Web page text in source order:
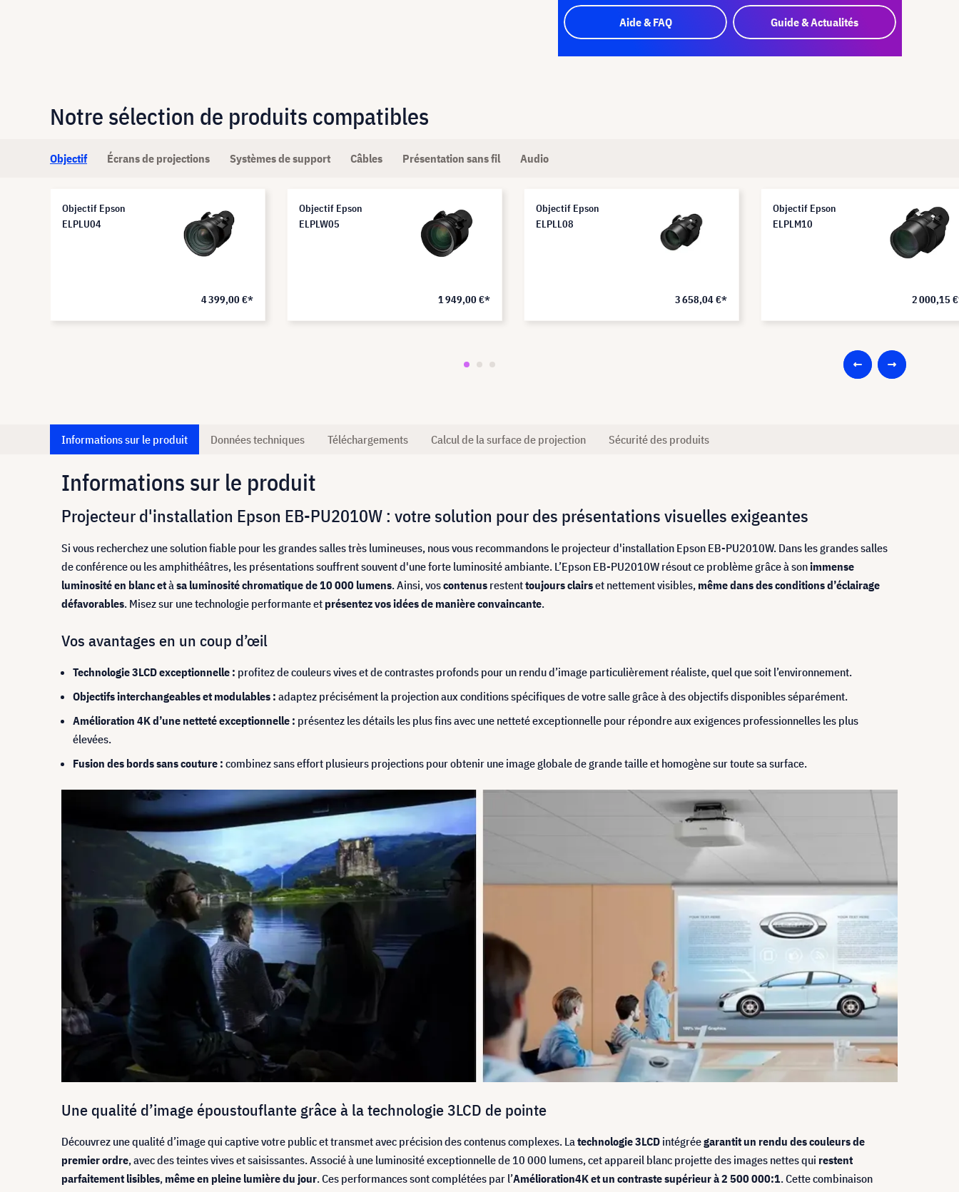
Aide & FAQ Guide & Actualités
Notre sélection de produits compatibles
Objectif Écrans de projections Systèmes de support Câbles Présentation sans fil Audio
Objectif Epson
ELPLU04
4 399,00 €*
Objectif Epson
ELPLW05
1 949,00 €*
Objectif Epson
ELPLL08
3 658,04 €*
Objectif Epson
ELPLM10
2 000,15
Informations sur le produit Données techniques Téléchargements Calcul de la surface de projection Sécurité des produits
Informations sur le produit
Projecteur d'installation Epson EB-PU2010W : votre solution pour des présentations visuelles exigeantes
Si vous recherchez une solution fiable pour les grandes salles très lumineuses, nous vous recommandons le projecteur d'installation Epson EB-PU2010W. Dans les grandes salles
de conférence ou les amphithéâtres, les présentations souffrent souvent d'une forte luminosité ambiante. L’Epson EB-PU2010W résout ce problème grâce à sonimmense
luminosité en blanc etàsa luminosité chromatique de 10 000 lumens. Ainsi, voscontenus restenttoujours clairset nettement visibles, même dans des conditions d’éclairage
défavorables. Misez sur une technologie performante et présentez vos idées de manière convaincante.
Vos avantages en un coup d’œil
Technologie 3LCD exceptionnelle : profitez de couleurs vives et de contrastes profonds pour un rendu d’image particulièrement réaliste, quel que soit l’environnement.
Objectifs interchangeables et modulables : adaptez précisément la projection aux conditions spécifiques de votre salle grâce à des objectifs disponibles séparément.
Amélioration 4K d’une netteté exceptionnelle : présentez les détails les plus fins avec une netteté exceptionnelle pour répondre aux exigences professionnelles les plus
élevées.
Fusion des bords sans couture : combinez sans effort plusieurs projections pour obtenir une image globale de grande taille et homogène sur toute sa surface.
Une qualité d’image époustouflante grâce à la technologie 3LCD de pointe
Découvrez une qualité d’image qui captive votre public et transmet avec précision des contenus complexes. Latechnologie 3LCD intégréegarantit un rendu des couleurs de
premier ordre, avec des teintes vives et saisissantes. Associé à une luminosité exceptionnelle de 10 000 lumens, cet appareil blanc projette des images nettes qui restent
parfaitement lisibles, même en pleine lumière du jour. Ces performances sont complétées par l’Amélioration4K et un contraste supérieur à 2 500 000:1. Cette combinaison